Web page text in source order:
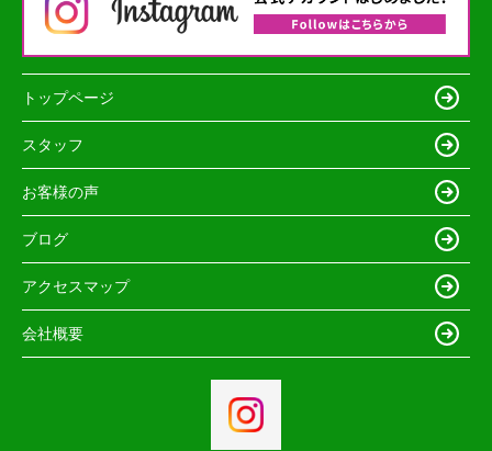
トップページ
スタッフ
お客様の声
ブログ
アクセスマップ
会社概要